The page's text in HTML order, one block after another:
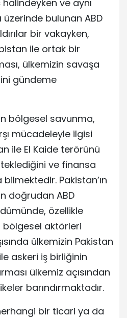
ve aynı
bulunan ABD
bir vakayken,
ile ortak bir
ülkemizin savaşa
gündeme
bölgesel savunma,
mücadeleyle ilgisi
ile El Kaide terörünü
ve finansa
Pakistan’ın
doğrudan ABD
özellikle
bölgesel aktörleri
ülkemizin Pakistan
askeri iş birliğinin
ülkemiz açısından
barındırmaktadır.
bir ticari ya da